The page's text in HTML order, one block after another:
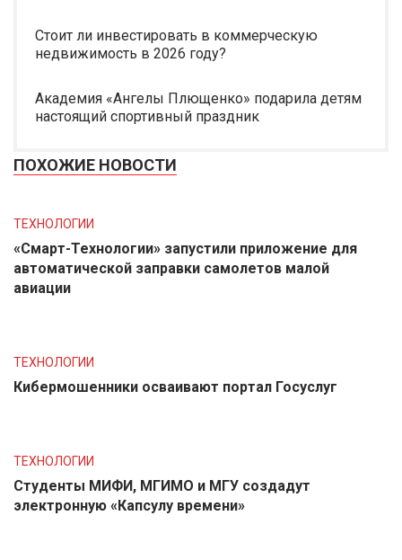
Стоит ли инвестировать в коммерческую
недвижимость в 2026 году?
Академия «Ангелы Плющенко» подарила детям
настоящий спортивный праздник
ПОХОЖИЕ НОВОСТИ
ТЕХНОЛОГИИ
«Смарт-Технологии» запустили приложение для
автоматической заправки самолетов малой
авиации
ТЕХНОЛОГИИ
Кибермошенники осваивают портал Госуслуг
ТЕХНОЛОГИИ
Студенты МИФИ, МГИМО и МГУ создадут
электронную «Капсулу времени»